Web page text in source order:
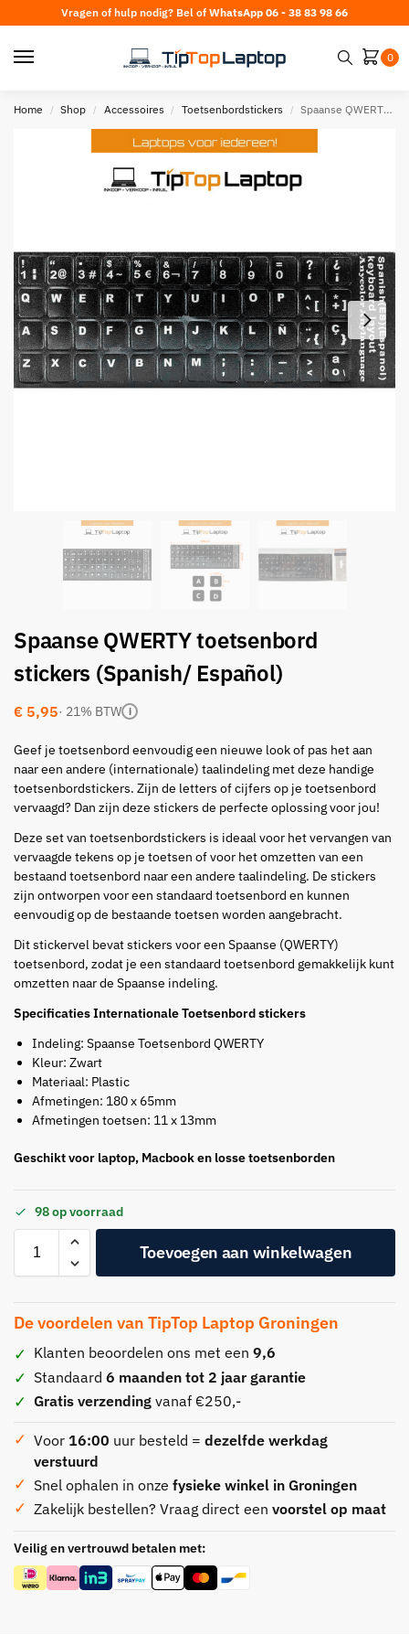
Vragen of hulp nodig? Bel of WhatsApp 06 - 38 83 98 66
0
Home / Shop / Accessoires / Toetsenbordstickers / Spaanse QWERTY toetsenbord stickers (Spanish/ Español)
Spaanse QWERTY toetsenbord
stickers (Spanish/ Español)
€ 5,95· 21% BTW i
Geef je toetsenbord eenvoudig een nieuwe look of pas het aan
naar een andere (internationale) taalindeling met deze handige
toetsenbordstickers. Zijn de letters of cijfers op je toetsenbord
vervaagd? Dan zijn deze stickers de perfecte oplossing voor jou!
Deze set van toetsenbordstickers is ideaal voor het vervangen van
vervaagde tekens op je toetsen of voor het omzetten van een
bestaand toetsenbord naar een andere taalindeling. De stickers
zijn ontworpen voor een standaard toetsenbord en kunnen
eenvoudig op de bestaande toetsen worden aangebracht.
Dit stickervel bevat stickers voor een Spaanse (QWERTY)
toetsenbord, zodat je een standaard toetsenbord gemakkelijk kunt
omzetten naar de Spaanse indeling.
Specificaties Internationale Toetsenbord stickers
Indeling: Spaanse Toetsenbord QWERTY
Kleur: Zwart
Materiaal: Plastic
Afmetingen: 180 x 65mm
Afmetingen toetsen: 11 x 13mm
Geschikt voor laptop, Macbook en losse toetsenborden
98 op voorraad
Toevoegen aan winkelwagen
De voordelen van TipTop Laptop Groningen
Klanten beoordelen ons met een 9,6
Standaard 6 maanden tot 2 jaar garantie
Gratis verzending vanaf €250,-
Voor 16:00 uur besteld = dezelfde werkdag
verstuurd
Snel ophalen in onze fysieke winkel in Groningen
Zakelijk bestellen? Vraag direct een voorstel op maat
Veilig en vertrouwd betalen met: